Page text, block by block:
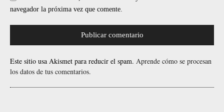
navegador la próxima vez que comente.
Este sitio usa Akismet para reducir el spam. Aprende cómo se procesan
los datos de tus comentarios.